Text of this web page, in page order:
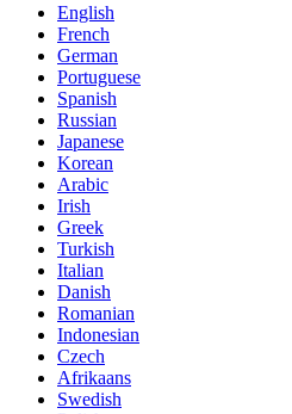
English
French
German
Portuguese
Spanish
Russian
Japanese
Korean
Arabic
Irish
Greek
Turkish
Italian
Danish
Romanian
Indonesian
Czech
Afrikaans
Swedish